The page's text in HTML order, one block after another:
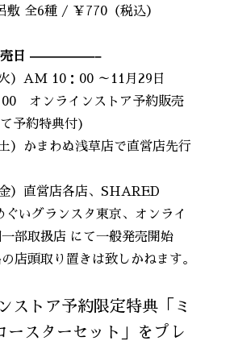
敷 全6種 / ￥770（税込）
日 —————–
）AM 10：00 ～11月29日
00 オンラインストア予約販売
予約特典付)
）かまわぬ浅草店で直営店先行
）直営店各店、SHARED
いグランスタ東京、オンライ
部取扱店 にて一般発売開始
店頭取り置きは致しかねます。
ストア予約限定特典「ミ
ースターセット」をプレ